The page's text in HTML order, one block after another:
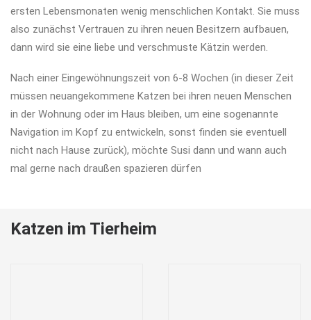
ersten Lebensmonaten wenig menschlichen Kontakt. Sie muss
also zunächst Vertrauen zu ihren neuen Besitzern aufbauen,
dann wird sie eine liebe und verschmuste Kätzin werden.
Nach einer Eingewöhnungszeit von 6-8 Wochen (in dieser Zeit
müssen neuangekommene Katzen bei ihren neuen Menschen
in der Wohnung oder im Haus bleiben, um eine sogenannte
Navigation im Kopf zu entwickeln, sonst finden sie eventuell
nicht nach Hause zurück), möchte Susi dann und wann auch
mal gerne nach draußen spazieren dürfen
Katzen im Tierheim